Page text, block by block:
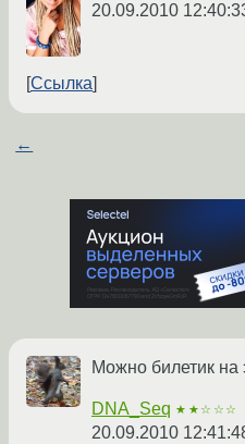
20.09.2010
Ссылка
←
Можно билетик на
DNA_Seq ★★☆☆☆
20.09.2010